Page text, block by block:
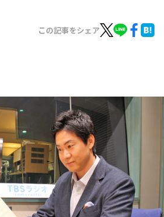
この記事をシェア